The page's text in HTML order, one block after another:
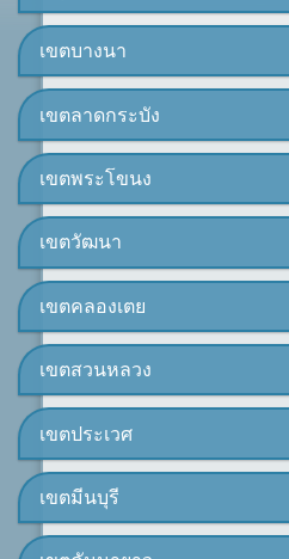
เขตบางนา
เขตลาดกระบัง
เขตพระโขนง
เขตวัฒนา
เขตคลองเตย
เขตสวนหลวง
เขตประเวศ
เขตมีนบุรี